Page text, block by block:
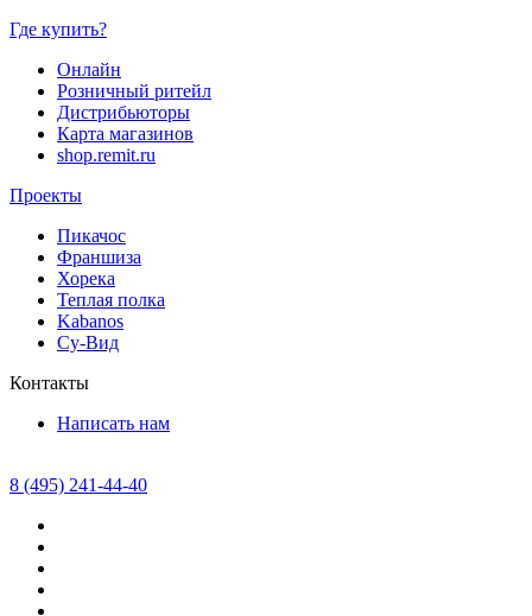
Где купить?
Онлайн
Розничный ритейл
Дистрибьюторы
Карта магазинов
shop.remit.ru
Проекты
Пикачос
Франшиза
Хорека
Теплая полка
Kabanos
Су-Вид
Контакты
Написать нам
8 (495) 241-44-40